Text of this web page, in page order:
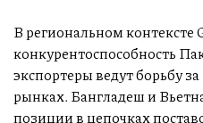
В региональном контексте
конкурентоспособность
экспортеры ведут борьбу
рынках. Бангладеш и
позиции в цепочках